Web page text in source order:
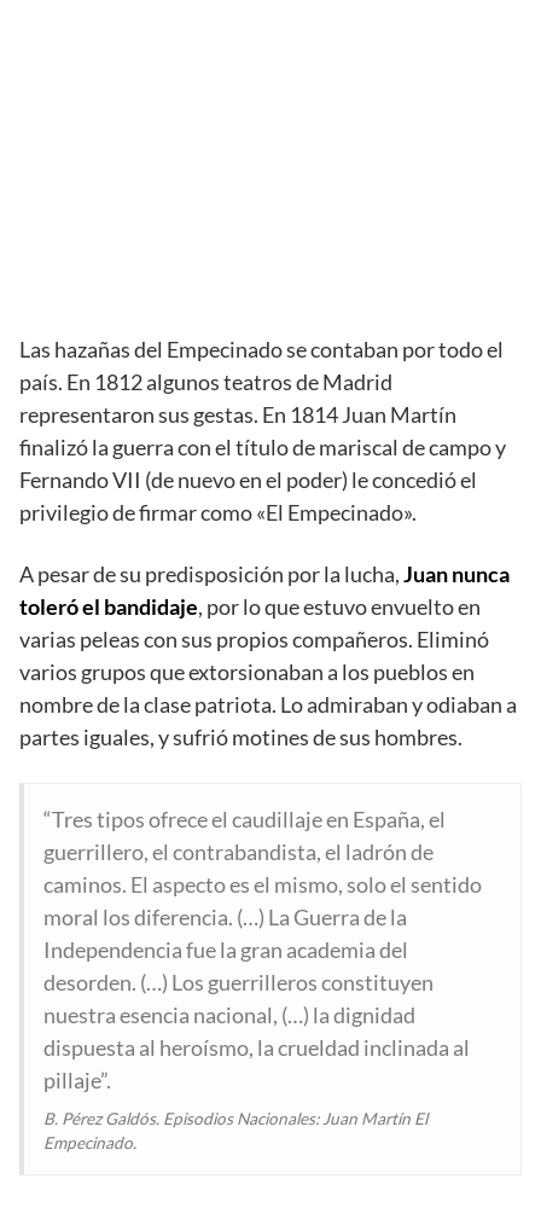
Las hazañas del Empecinado se contaban por todo el
país. En 1812 algunos teatros de Madrid
representaron sus gestas. En 1814 Juan Martín
finalizó la guerra con el título de mariscal de campo y
Fernando VII (de nuevo en el poder) le concedió el
privilegio de firmar como «El Empecinado».
A pesar de su predisposición por la lucha,Juan nunca
toleró el bandidaje, por lo que estuvo envuelto en
varias peleas con sus propios compañeros. Eliminó
varios grupos que extorsionaban a los pueblos en
nombre de la clase patriota. Lo admiraban y odiaban a
partes iguales, y sufrió motines de sus hombres.
“Tres tipos ofrece el caudillaje en España, el
guerrillero, el contrabandista, el ladrón de
caminos. El aspecto es el mismo, solo el sentido
moral los diferencia. (…) La Guerra de la
Independencia fue la gran academia del
desorden. (…) Los guerrilleros constituyen
nuestra esencia nacional, (…) la dignidad
dispuesta al heroísmo, la crueldad inclinada al
pillaje”.
B. Pérez Galdós. Episodios Nacionales: Juan Martín El
Empecinado.